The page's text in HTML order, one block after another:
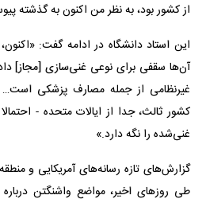
از کشور بود، به نظر من اکنون به گذشته
این استاد دانشگاه در ادامه گفت:
آن‌ها سقفی برای نوعی غنی‌سازی [مجاز]
غیرنظامی از جمله مصارف پزشکی
کشور ثالث، جدا از ایالات متحده -
غنی‌شده را نگه دارد.»
گزارش‌های تازه رسانه‌های آمریکایی و
طی روزهای اخیر، مواضع واشنگتن درباره